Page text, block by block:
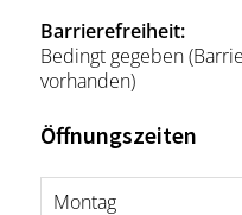
Barrierefreiheit:
Bedingt gegeben
vorhanden)
Öffnungszeiten
Montag